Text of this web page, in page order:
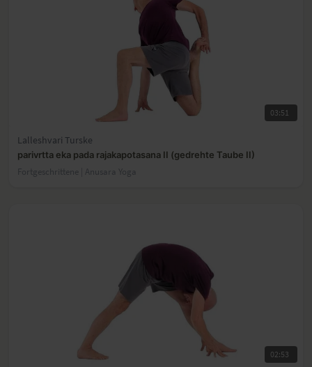
03:51
Lalleshvari Turske
parivrtta eka pada rajakapotasana II (gedrehte Taube II)
Fortgeschrittene | Anusara Yoga
02:53